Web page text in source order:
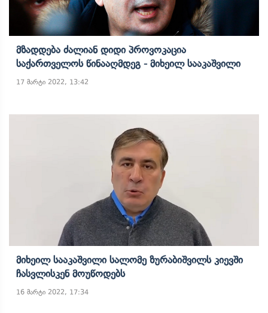
Მზადდება Ძალიან Დიდი Პროვოკაცია
Საქართველოს Წინააღმდეგ - Მიხეილ Სააკაშვილი
17 მარტი 2022, 13:42
Მიხეილ Სააკაშვილი Სალომე Ზურაბიშვილს Კიევში
Ჩასვლისკენ Მოუწოდებს
16 მარტი 2022, 17:34